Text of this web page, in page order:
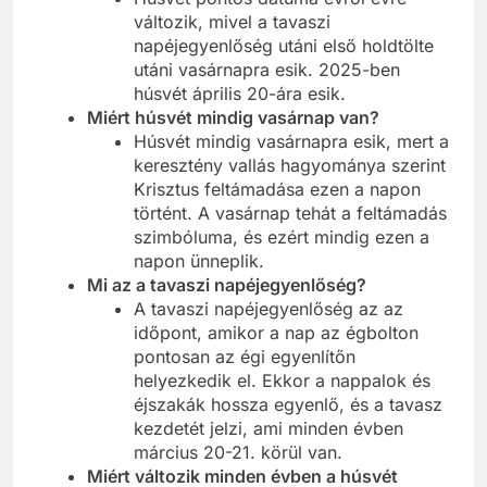
változik, mivel a tavaszi
napéjegyenlőség utáni első holdtölte
utáni vasárnapra esik. 2025-ben
húsvét április 20-ára esik.
Miért húsvét mindig vasárnap van?
Húsvét mindig vasárnapra esik, mert a
keresztény vallás hagyománya szerint
Krisztus feltámadása ezen a napon
történt. A vasárnap tehát a feltámadás
szimbóluma, és ezért mindig ezen a
napon ünneplik.
Mi az a tavaszi napéjegyenlőség?
A tavaszi napéjegyenlőség az az
időpont, amikor a nap az égbolton
pontosan az égi egyenlítőn
helyezkedik el. Ekkor a nappalok és
éjszakák hossza egyenlő, és a tavasz
kezdetét jelzi, ami minden évben
március 20-21. körül van.
Miért változik minden évben a húsvét